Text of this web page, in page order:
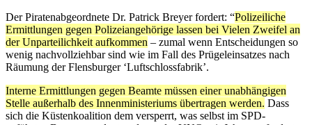
Der Piratenabgeordnete Dr. Patrick Breyer fordert: “Polizeiliche
Ermittlungen gegen Polizeiangehörige lassen bei Vielen Zweifel an
der Unparteilichkeit aufkommen – zumal wenn Entscheidungen so
wenig nachvollziehbar sind wie im Fall des Prügeleinsatzes nach
Räumung der Flensburger ‘Luftschlossfabrik’.
Interne Ermittlungen gegen Beamte müssen einer unabhängigen
Stelle außerhalb des Innenministeriums übertragen werden. Dass
sich die Küstenkoalition dem versperrt, was selbst im SPD-